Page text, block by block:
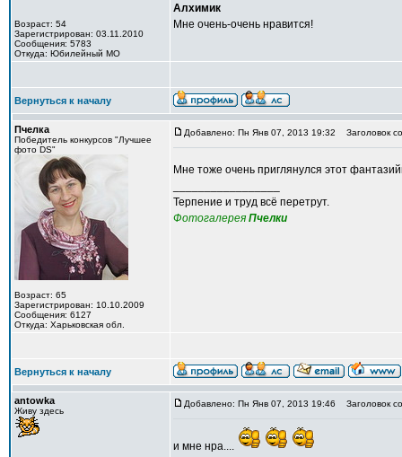
Возраст: 54
Зарегистрирован: 03.11.2010
Сообщения: 5783
Откуда: Юбилейный МО
Алхимик
Мне очень-очень нравится!
Вернуться к началу
Пчелка
Победитель конкурсов "Лучшее
фото DS"
Возраст: 65
Зарегистрирован: 10.10.2009
Сообщения: 6127
Откуда: Харьковская обл.
Добавлено: Пн Янв 07, 2013 19:32 Заголовок
Мне тоже очень приглянулся этот
Терпение и труд всё перетрут.
Фотогалерея Пчелки
Вернуться к началу
antowka
Живу здесь
Добавлено: Пн Янв 07, 2013 19:46 Заголовок
и мне нра....